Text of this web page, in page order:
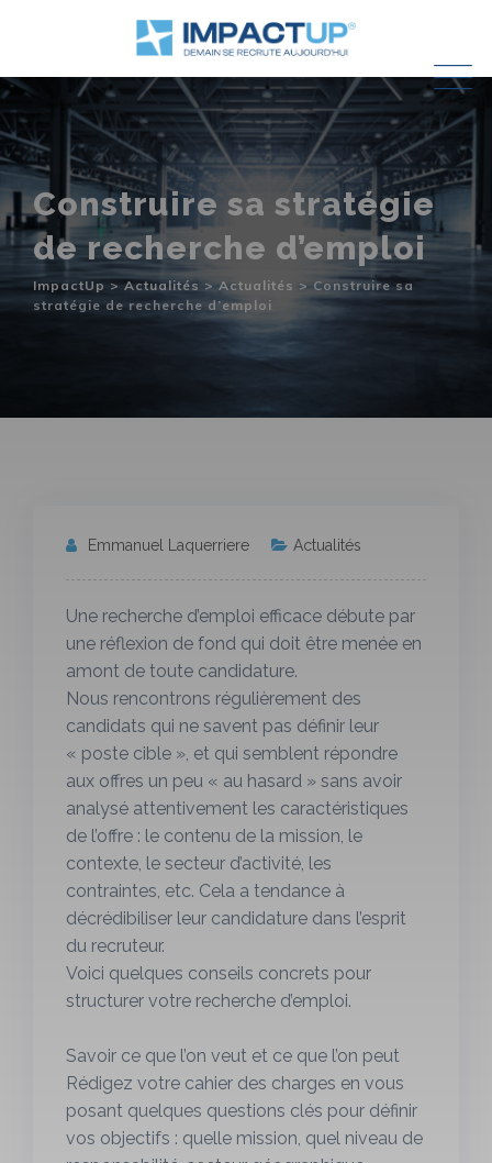
Construire sa stratégie
de recherche d’emploi
ImpactUp >Actualités >Actualités > Construire sa
stratégie de recherche d’emploi
Emmanuel Laquerriere Actualités
Une recherche d’emploi efficace débute par
une réflexion de fond qui doit être menée en
amont de toute candidature.
Nous rencontrons régulièrement des
candidats qui ne savent pas définir leur
« poste cible », et qui semblent répondre
aux offres un peu « au hasard » sans avoir
analysé attentivement les caractéristiques
de l’offre : le contenu de la mission, le
contexte, le secteur d’activité, les
contraintes, etc. Cela a tendance à
décrédibiliser leur candidature dans l’esprit
du recruteur.
Voici quelques conseils concrets pour
structurer votre recherche d’emploi.
Savoir ce que l’on veut et ce que l’on peut
Rédigez votre cahier des charges en vous
posant quelques questions clés pour définir
vos objectifs : quelle mission, quel niveau de